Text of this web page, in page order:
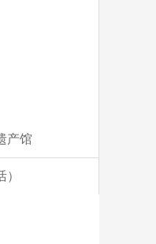
产馆